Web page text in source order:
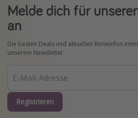
Melde dich für
an
Die besten Deals und aktuellen Reiseinfos
unserem Newsletter
Registrieren